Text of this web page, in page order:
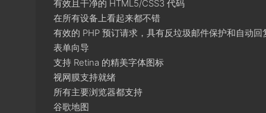
有效且干净的 HTML5/CSS3 代码
在所有设备上看起来都不错
有效的 PHP 预订请求，具有反垃圾邮件保护和自动回
表单向导
支持 Retina 的精美字体图标
视网膜支持就绪
所有主要浏览器都支持
谷歌地图